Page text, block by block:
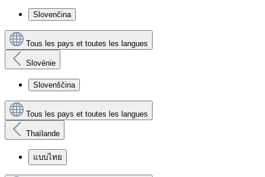
Slovenčina
Tous les pays et toutes les langues
Slovénie
Slovenščina
Tous les pays et toutes les langues
Thaïlande
แบบไทย